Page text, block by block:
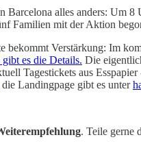
Barcelona alles anders: Um
Familien mit der Aktion
Verstärkung: Im
es die Details. Die
Tagestickets aus
die Landingpage gibt es unter
. Teile gerne